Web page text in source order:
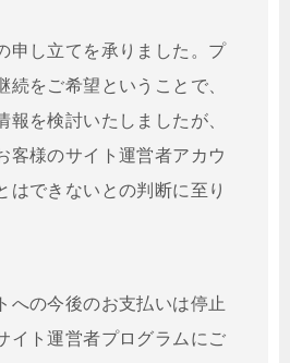
申し立てを承りました。プ
続をご希望ということで、
報を検討いたしましたが、
客様のサイト運営者アカウ
はできないとの判断に至り
への今後のお支払いは停止
イト運営者プログラムにご